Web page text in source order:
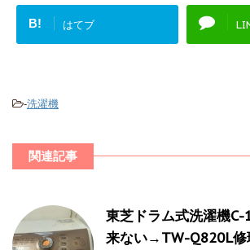
B! はてブ
-洗濯機
関連記事
東芝ドラム式洗濯機C-
来ない→TW-Q820L修